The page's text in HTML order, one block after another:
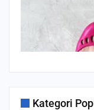
Kategori